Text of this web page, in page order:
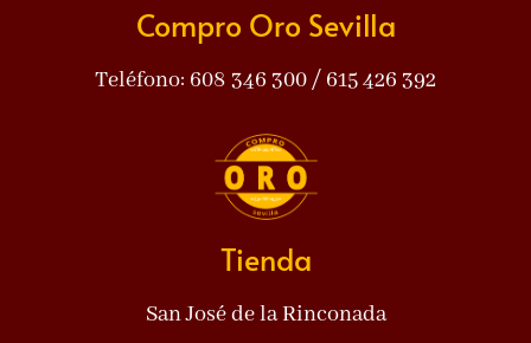
Compro Oro Sevilla
Teléfono: 608 346 300 / 615 426 392
Tienda
San José de la Rinconada